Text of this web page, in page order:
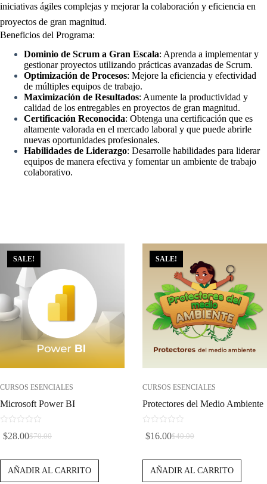
iniciativas ágiles complejas y mejorar la colaboración y eficiencia en
proyectos de gran magnitud.
Beneficios del Programa:
Dominio de Scrum a Gran Escala: Aprenda a implementar y
gestionar proyectos utilizando prácticas avanzadas de Scrum.
Optimización de Procesos: Mejore la eficiencia y efectividad
de múltiples equipos de trabajo.
Maximización de Resultados: Aumente la productividad y
calidad de los entregables en proyectos de gran magnitud.
Certificación Reconocida: Obtenga una certificación que es
altamente valorada en el mercado laboral y que puede abrirle
nuevas oportunidades profesionales.
Habilidades de Liderazgo: Desarrolle habilidades para liderar
equipos de manera efectiva y fomentar un ambiente de trabajo
colaborativo.
SALE!
CURSOS ESENCIALES
Microsoft Power BI
d
5
$70.00
Precio
Original
$28.00
Precio
Actual
AÑADIR AL CARRITO
SALE!
CURSOS ESENCIALES
Protectores del Medio Ambiente
d
5
$40.00
Precio
Original
$16.00
Precio
Actual
AÑADIR AL CARRITO